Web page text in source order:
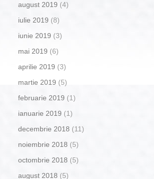
august 2019 (4)
iulie 2019 (8)
iunie 2019 (3)
mai 2019 (6)
aprilie 2019 (3)
martie 2019 (5)
februarie 2019 (1)
ianuarie 2019 (1)
decembrie 2018 (11)
noiembrie 2018 (5)
octombrie 2018 (5)
august 2018 (5)